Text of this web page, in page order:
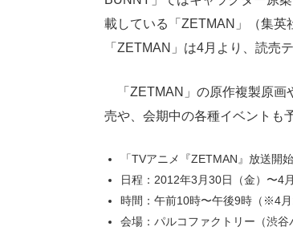
載している「ZETMAN」（集英
「ZETMAN」は4月より、読売
「ZETMAN」の原作複製原画
売や、会期中の各種イベントも
「TVアニメ『ZETMAN』放送開
日程：2012年3月30日（金）〜4
時間：午前10時〜午後9時（※4月
会場：パルコファクトリー（渋谷